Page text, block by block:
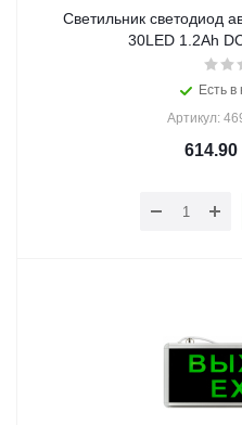
Светильник светодиод
30LED 1.2Ah
Есть
Артикул:
614.90